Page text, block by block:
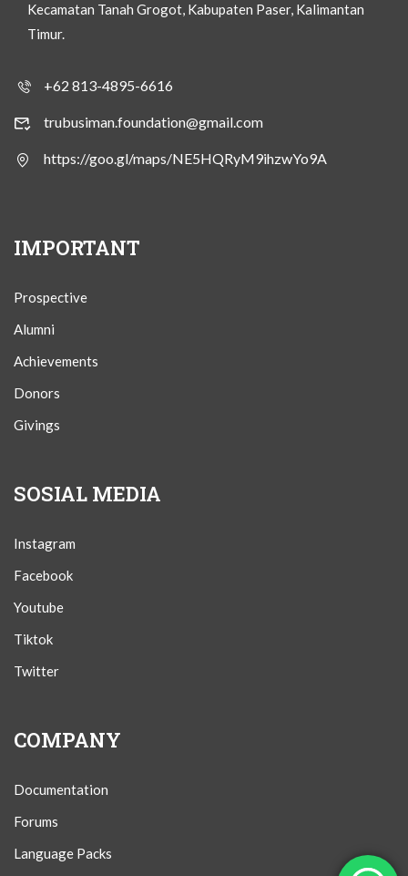
Kecamatan Tanah Grogot, Kabupaten Paser, Kalimantan
Timur.
+62 813-4895-6616
trubusiman.foundation@gmail.com
https://goo.gl/maps/NE5HQRyM9ihzwYo9A
IMPORTANT
Prospective
Alumni
Achievements
Donors
Givings
SOSIAL MEDIA
Instagram
Facebook
Youtube
Tiktok
Twitter
COMPANY
Documentation
Forums
Language Packs